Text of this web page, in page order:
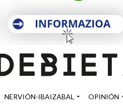
NERVIÓN-IBAIZABAL OPINIÓN